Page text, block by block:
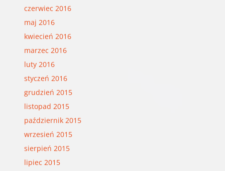
czerwiec 2016
maj 2016
kwiecień 2016
marzec 2016
luty 2016
styczeń 2016
grudzień 2015
listopad 2015
październik 2015
wrzesień 2015
sierpień 2015
lipiec 2015